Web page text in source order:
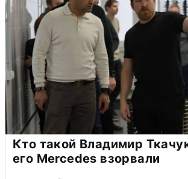
Кто такой Владимир
его Mercedes взорвали